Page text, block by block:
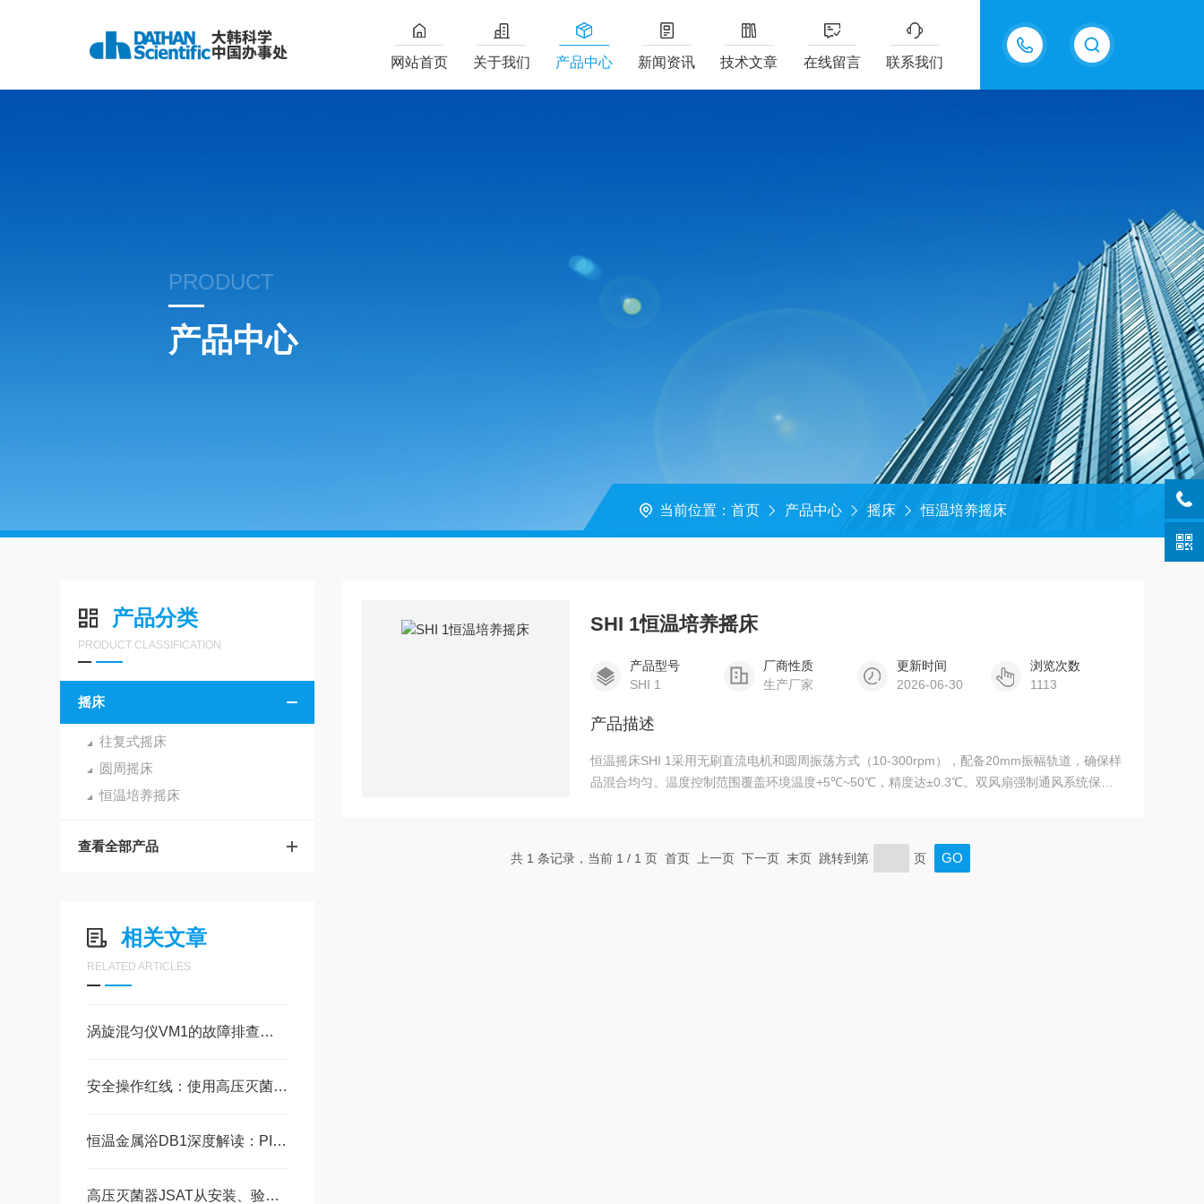
13917780082
网站首页 关于我们 产品中心 新闻资讯 技术文章 在线留言 联系我们
PRODUCT
产品中心
当前位置： 首页 产品中心 摇床 恒温培养摇床
产品分类
PRODUCT CLASSIFICATION
摇床
往复式摇床
圆周摇床
恒温培养摇床
查看全部产品
相关文章
RELATED ARTICLES
涡旋混匀仪VM1的故障排查：常见问题（如不启动、异响）的解决方法
安全操作红线：使用高压灭菌器JSAT时必须遵守的安全准则
恒温金属浴DB1深度解读：PID智能控温与高精度干式加热技术原理
高压灭菌器JSAT从安装、验证到日常运行的全生命周期管理​
SHI 1恒温培养摇床
产品型号
SHI 1
厂商性质
生产厂家
更新时间
2026-06-30
浏览次数
1113
产品描述
恒温摇床SHI 1采用无刷直流电机和圆周振荡方式（10-300rpm），配备20mm振幅轨道，确保样
品混合均匀。温度控制范围覆盖环境温度+5℃~50℃，精度达±0.3℃。双风扇强制通风系统保证
共 1 条记录，当前 1 / 1 页 首页 上一页 下一页 末页 跳转到第 页